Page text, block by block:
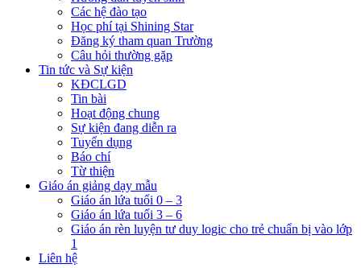
Các hệ đào tạo
Học phí tại Shining Star
Đăng ký tham quan Trường
Câu hỏi thường gặp
Tin tức và Sự kiện
KĐCLGD
Tin bài
Hoạt động chung
Sự kiện đang diễn ra
Tuyển dụng
Báo chí
Từ thiện
Giáo án giảng dạy mẫu
Giáo án lứa tuổi 0 – 3
Giáo án lứa tuổi 3 – 6
Giáo án rèn luyện tư duy logic cho trẻ chuẩn bị vào lớp
1
Liên hệ